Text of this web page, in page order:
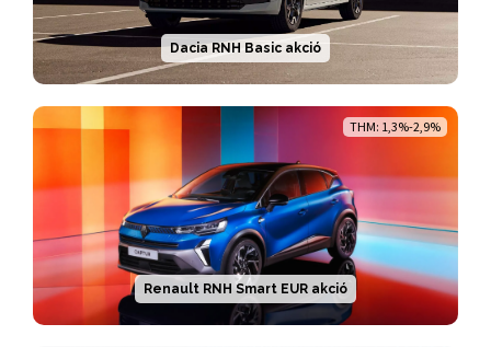
Dacia RNH Basic akció
THM: 1,3%-2,9%
Renault RNH Smart EUR akció